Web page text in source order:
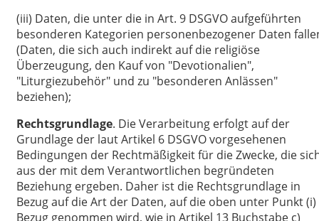
(iii) Daten, die unter die in Art. 9 DSGVO aufgeführten
besonderen Kategorien personenbezogener Daten
(Daten, die sich auch indirekt auf die religiöse
Überzeugung, den Kauf von "Devotionalien",
"Liturgiezubehör" und zu "besonderen Anlässen"
beziehen);
Rechtsgrundlage. Die Verarbeitung erfolgt auf der
Grundlage der laut Artikel 6 DSGVO vorgesehenen
Bedingungen der Rechtmäßigkeit für die Zwecke, die
aus der mit dem Verantwortlichen begründeten
Beziehung ergeben. Daher ist die Rechtsgrundlage in
Bezug auf die Art der Daten, auf die oben unter Punkt (i)
Bezug genommen wird, wie in Artikel 13 Buchstabe c)